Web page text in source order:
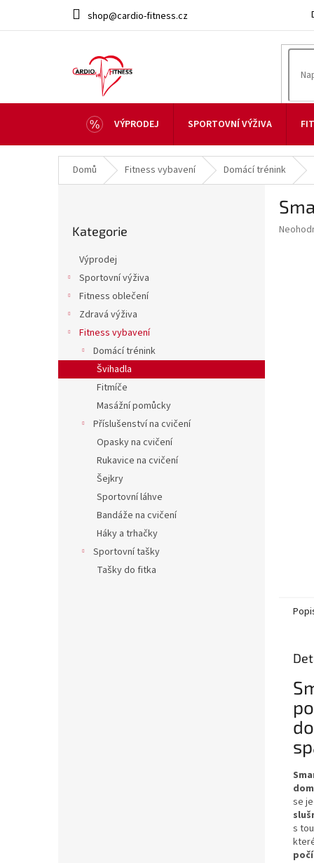
obsah
shop@cardio-fitness.cz
VÝPRODEJ SPORTOVNÍ VÝŽIVA
Domů Fitness vybavení Domácí trénink
n
e
kategorie
Kategorie
Výprodej
Sportovní výživa
Fitness oblečení
Zdravá výživa
Fitness vybavení
Domácí trénink
Švihadla
Fitmíče
Masážní pomůcky
Příslušenství na cvičení
Opasky na cvičení
Rukavice na cvičení
Šejkry
Sportovní láhve
Bandáže na cvičení
Háky a trhačky
Sportovní tašky
Tašky do fitka
se
s